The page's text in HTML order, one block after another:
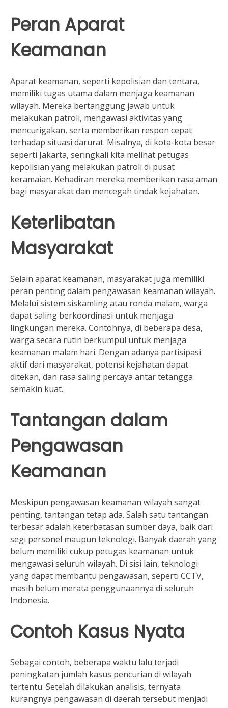
Peran Aparat
Keamanan
Aparat keamanan, seperti kepolisian dan tentara,
memiliki tugas utama dalam menjaga keamanan
wilayah. Mereka bertanggung jawab untuk
melakukan patroli, mengawasi aktivitas yang
mencurigakan, serta memberikan respon cepat
terhadap situasi darurat. Misalnya, di kota-kota besar
seperti Jakarta, seringkali kita melihat petugas
kepolisian yang melakukan patroli di pusat
keramaian. Kehadiran mereka memberikan rasa aman
bagi masyarakat dan mencegah tindak kejahatan.
Keterlibatan
Masyarakat
Selain aparat keamanan, masyarakat juga memiliki
peran penting dalam pengawasan keamanan wilayah.
Melalui sistem siskamling atau ronda malam, warga
dapat saling berkoordinasi untuk menjaga
lingkungan mereka. Contohnya, di beberapa desa,
warga secara rutin berkumpul untuk menjaga
keamanan malam hari. Dengan adanya partisipasi
aktif dari masyarakat, potensi kejahatan dapat
ditekan, dan rasa saling percaya antar tetangga
semakin kuat.
Tantangan dalam
Pengawasan
Keamanan
Meskipun pengawasan keamanan wilayah sangat
penting, tantangan tetap ada. Salah satu tantangan
terbesar adalah keterbatasan sumber daya, baik dari
segi personel maupun teknologi. Banyak daerah yang
belum memiliki cukup petugas keamanan untuk
mengawasi seluruh wilayah. Di sisi lain, teknologi
yang dapat membantu pengawasan, seperti CCTV,
masih belum merata penggunaannya di seluruh
Indonesia.
Contoh Kasus Nyata
Sebagai contoh, beberapa waktu lalu terjadi
peningkatan jumlah kasus pencurian di wilayah
tertentu. Setelah dilakukan analisis, ternyata
kurangnya pengawasan di daerah tersebut menjadi